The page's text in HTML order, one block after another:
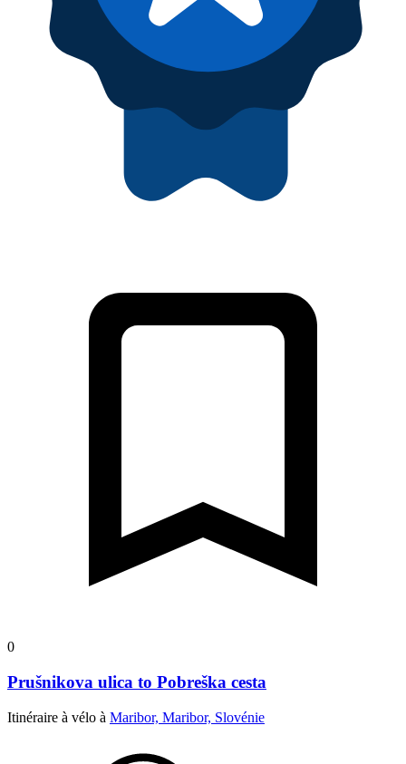
0
Prušnikova ulica to Pobreška cesta
Itinéraire à vélo à Maribor, Maribor, Slovénie